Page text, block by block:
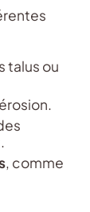
talus ou
, comme